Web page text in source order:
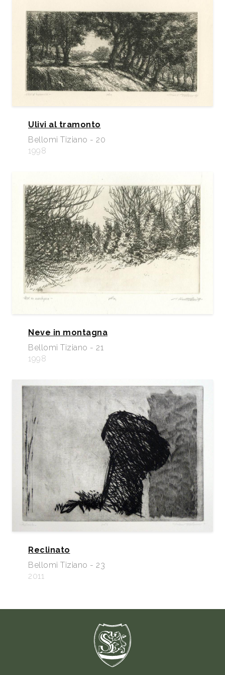
Ulivi al tramonto
Bellomi Tiziano - 20
1998
Neve in montagna
Bellomi Tiziano - 21
1998
Reclinato
Bellomi Tiziano - 23
2011